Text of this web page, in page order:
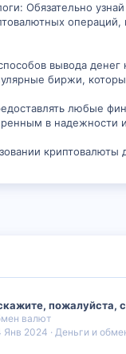
Обязательно
вывода денег
биржи,
любые
в надежности
криптовалюты
пожалуйста,
валют
Деньги и
Янв 2024